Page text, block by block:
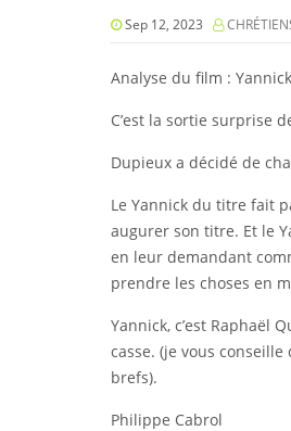
Sep 12, 2023
Analyse du film :
C’est la sortie surprise
Dupieux a décidé de
Le Yannick du titre fait
augurer son titre. Et le
en leur demandant
prendre les choses en
Yannick, c’est Raphaël
casse. (je vous
brefs).
Philippe Cabrol